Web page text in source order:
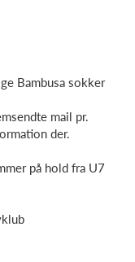
Bambusa sokker
mail pr.
der.
på hold fra U7